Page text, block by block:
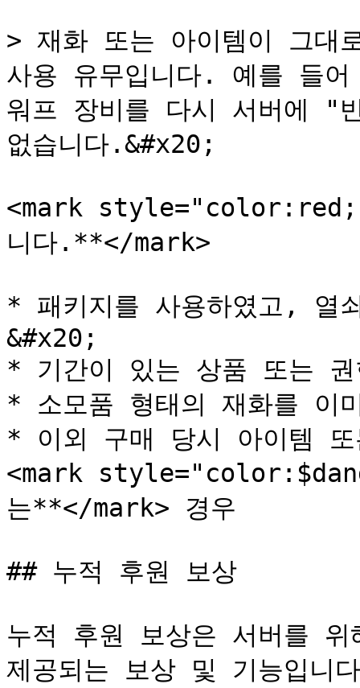
> 재화 또는 아이템이 그대
사용 유무입니다. 예를 들
워프 장비를 다시 서버에 "
없습니다.&#x20;
<mark
니다.**</mark>
* 패키지를 사용하였고, 열
&#x20;
* 기간이 있는 상품 또는
* 소모품 형태의 재화를 이
* 이외 구매 당시 아이템
<mark
는**</mark> 경우
## 누적 후원 보상
누적 후원 보상은 서버를
제공되는 보상 및 기능입니